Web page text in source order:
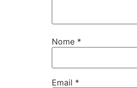
Nome *
Email *